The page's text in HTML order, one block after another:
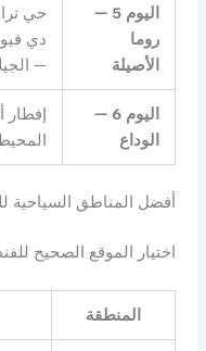
اليوم 5 —
روما
الأصيلة
حي
دي
—
اليوم 6 —
الوداع
أفضل المناطق السياحية
اختيار الموقع الصحيح
المنطقة